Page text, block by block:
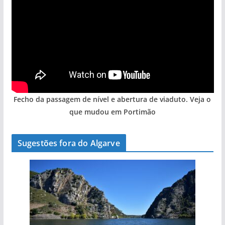
Fecho da passagem de nível e abertura de viaduto. Veja o
que mudou em Portimão
Sugestões fora do Algarve